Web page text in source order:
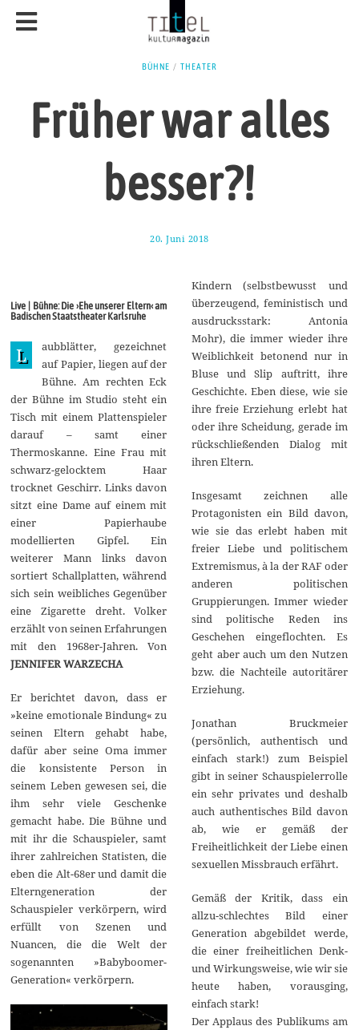
BÜHNE / THEATER
Früher war alles
besser?!
20. Juni 2018
u
i
2
0
1
8
Live | Bühne: Die ›Ehe unserer Eltern‹ am
Badischen Staatstheater Karlsruhe
L
aubblätter, gezeichnet
auf Papier, liegen auf der
Bühne. Am rechten Eck
der Bühne im Studio steht ein
Tisch mit einem Plattenspieler
darauf – samt einer
Thermoskanne. Eine Frau mit
schwarz-gelocktem Haar
trocknet Geschirr. Links davon
sitzt eine Dame auf einem mit
einer Papierhaube
modellierten Gipfel. Ein
weiterer Mann links davon
sortiert Schallplatten, während
sich sein weibliches Gegenüber
eine Zigarette dreht. Volker
erzählt von seinen Erfahrungen
mit den 1968er-Jahren. Von
JENNIFER WARZECHA
Er berichtet davon, dass er
»keine emotionale Bindung« zu
seinen Eltern gehabt habe,
dafür aber seine Oma immer
die konsistente Person in
seinem Leben gewesen sei, die
ihm sehr viele Geschenke
gemacht habe. Die Bühne und
mit ihr die Schauspieler, samt
ihrer zahlreichen Statisten, die
eben die Alt-68er und damit die
Elterngeneration der
Schauspieler verkörpern, wird
erfüllt von Szenen und
Nuancen, die die Welt der
sogenannten »Babyboomer-
Generation« verkörpern.
Kindern (selbstbewusst und
überzeugend, feministisch und
ausdrucksstark: Antonia
Mohr), die immer wieder ihre
Weiblichkeit betonend nur in
Bluse und Slip auftritt, ihre
Geschichte. Eben diese, wie sie
ihre freie Erziehung erlebt hat
oder ihre Scheidung, gerade im
rückschließenden Dialog mit
ihren Eltern.
Insgesamt zeichnen alle
Protagonisten ein Bild davon,
wie sie das erlebt haben mit
freier Liebe und politischem
Extremismus, à la der RAF oder
anderen politischen
Gruppierungen. Immer wieder
sind politische Reden ins
Geschehen eingeflochten. Es
geht aber auch um den Nutzen
bzw. die Nachteile autoritärer
Erziehung.
Jonathan Bruckmeier
(persönlich, authentisch und
einfach stark!) zum Beispiel
gibt in seiner Schauspielerrolle
ein sehr privates und deshalb
auch authentisches Bild davon
ab, wie er gemäß der
Freiheitlichkeit der Liebe einen
sexuellen Missbrauch erfährt.
Gemäß der Kritik, dass ein
allzu-schlechtes Bild einer
Generation abgebildet werde,
die einer freiheitlichen Denk-
und Wirkungsweise, wie wir sie
heute haben, vorausging,
einfach stark!
Der Applaus des Publikums am